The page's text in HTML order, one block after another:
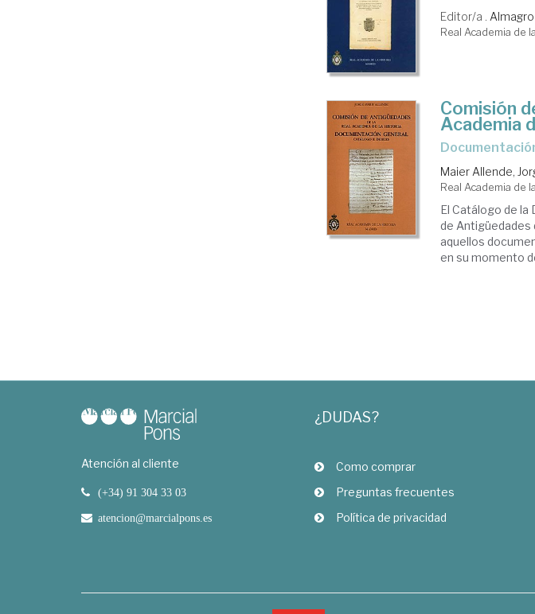
Editor/a .
Real Academia de
Comisión
Academia
Maier Allende,
Real Academia de
El Catálogo de la
de Antigüedades
aquellos
en su momento
Atención al cliente
(+34) 91 304 33 03
atencion@marcialpons.es
¿DUDAS?
Como comprar
Preguntas frecuentes
Política de privacidad